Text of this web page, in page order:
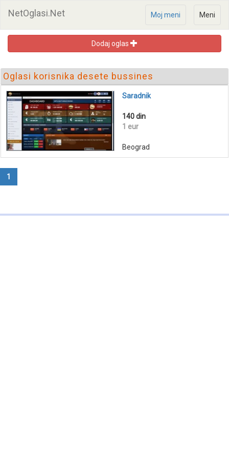
NetOglasi.Net Meni
Moj meni
Dodaj oglas
Oglasi korisnika desete bussines
Saradnik
140 din
1 eur
Beograd
1